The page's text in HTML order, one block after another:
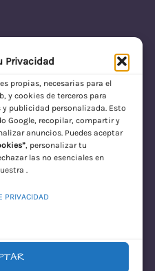
Privacidad
propias, necesarias para el
y cookies de terceros para
publicidad personalizada. Esto
Google, recopilar, compartir y
anuncios. Puedes aceptar
, personalizar tu
las no esenciales en
.
PRIVACIDAD
Online con Envío